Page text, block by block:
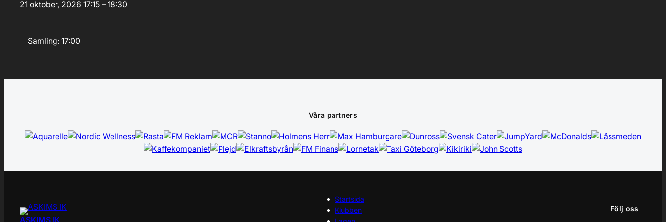
21 oktober, 2026 17:15 – 18:30
Samling: 17:00
Våra partners
ASKIMS IK
Startsida
Klubben
Följ oss